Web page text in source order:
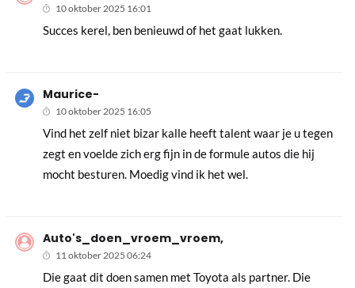
10 oktober 2025 16:01
Succes kerel, ben benieuwd of het gaat lukken.
Maurice-
10 oktober 2025 16:05
Vind het zelf niet bizar kalle heeft talent waar je u tegen
zegt en voelde zich erg fijn in de formule autos die hij
mocht besturen. Moedig vind ik het wel.
Auto's_doen_vroem_vroem,
11 oktober 2025 06:24
Die gaat dit doen samen met Toyota als partner. Die